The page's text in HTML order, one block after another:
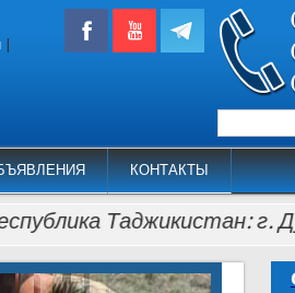
КОНТАКТЫ
Таджикистан: г.